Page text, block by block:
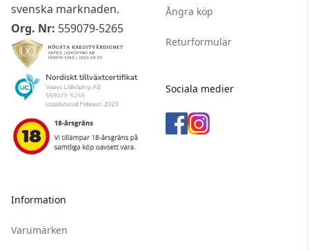
svenska marknaden.
Org. Nr: 559079-5265
Information
Varumärken
Ångra köp
Returformulär
Sociala medier